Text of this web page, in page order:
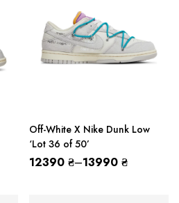
Off-White X Nike Dunk Low
‘Lot 36 of 50’
12390 ₴–13990 ₴